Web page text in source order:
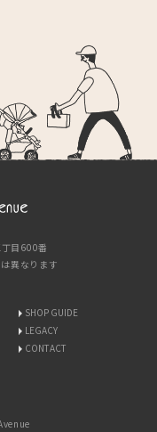
目600番
異なります
SHOP GUIDE
LEGACY
CONTACT